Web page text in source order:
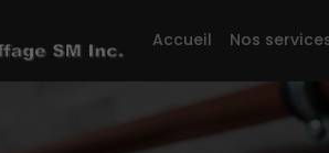
Accueil Nos